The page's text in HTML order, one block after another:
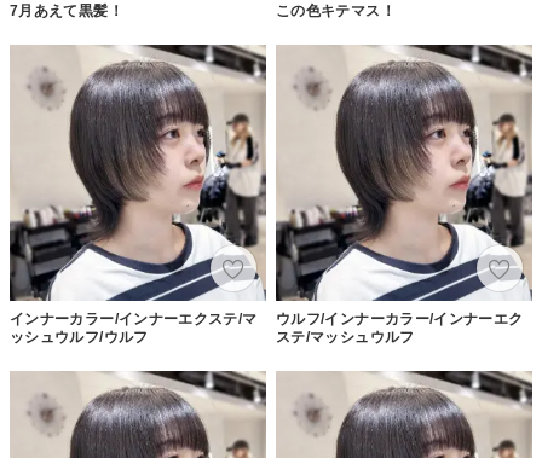
7月あえて黒髪！ この色キテマス！
インナーカラー/インナーエクステ/マ
ッシュウルフ/ウルフ
ウルフ/インナーカラー/インナーエク
ステ/マッシュウルフ